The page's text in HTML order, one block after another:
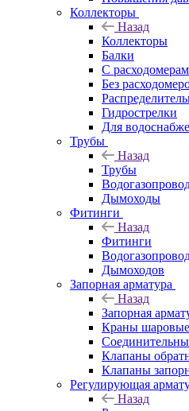
Коллекторы
Назад
Коллекторы
Балки
С
Без
Гидрострелки
Для
Трубы
Назад
Трубы
Дымоходы
Фитинги
Назад
Фитинги
Дымоходов
Запорная арматура
Назад
Запорная
Краны шаровые
Клапаны
Клапаны
Регулирующая
Назад